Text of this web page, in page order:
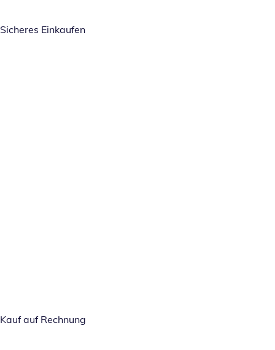
Sicheres Einkaufen
Kauf auf Rechnung